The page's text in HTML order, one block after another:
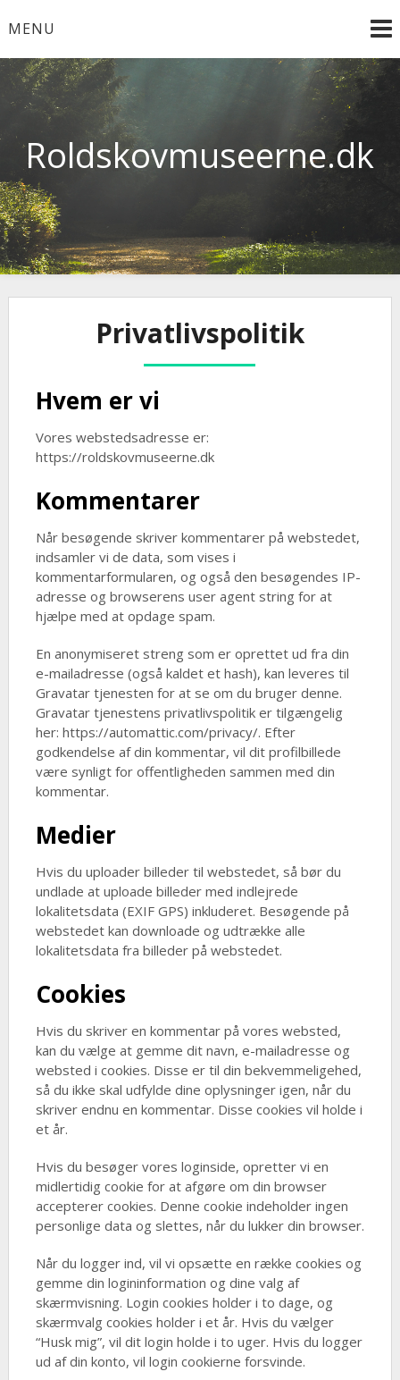
toMENU
Roldskovmuseerne.dk
Privatlivspolitik
Hvem er vi
Vores webstedsadresse er:
https://roldskovmuseerne.dk
Kommentarer
Når besøgende skriver kommentarer på webstedet,
indsamler vi de data, som vises i
kommentarformularen, og også den besøgendes IP-
adresse og browserens user agent string for at
hjælpe med at opdage spam.
En anonymiseret streng som er oprettet ud fra din
e-mailadresse (også kaldet et hash), kan leveres til
Gravatar tjenesten for at se om du bruger denne.
Gravatar tjenestens privatlivspolitik er tilgængelig
her: https://automattic.com/privacy/. Efter
godkendelse af din kommentar, vil dit profilbillede
være synligt for offentligheden sammen med din
kommentar.
Medier
Hvis du uploader billeder til webstedet, så bør du
undlade at uploade billeder med indlejrede
lokalitetsdata (EXIF GPS) inkluderet. Besøgende på
webstedet kan downloade og udtrække alle
lokalitetsdata fra billeder på webstedet.
Cookies
Hvis du skriver en kommentar på vores websted,
kan du vælge at gemme dit navn, e-mailadresse og
websted i cookies. Disse er til din bekvemmeligehed,
så du ikke skal udfylde dine oplysninger igen, når du
skriver endnu en kommentar. Disse cookies vil holde i
et år.
Hvis du besøger vores loginside, opretter vi en
midlertidig cookie for at afgøre om din browser
accepterer cookies. Denne cookie indeholder ingen
personlige data og slettes, når du lukker din browser.
Når du logger ind, vil vi opsætte en række cookies og
gemme din logininformation og dine valg af
skærmvisning. Login cookies holder i to dage, og
skærmvalg cookies holder i et år. Hvis du vælger
“Husk mig”, vil dit login holde i to uger. Hvis du logger
ud af din konto, vil login cookierne forsvinde.